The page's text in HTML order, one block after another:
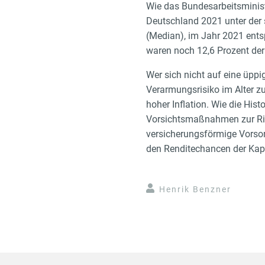
Wie das
Deutschland 2021 unter
(Median), im Jahr 2021
waren noch 12,6 Prozent
Wer sich nicht auf eine
Verarmungsrisiko im Alter
hoher Inflation. Wie die
Vorsichtsmaßnahmen zur
versicherungsförmige
den Renditechancen der
Henrik Benzner